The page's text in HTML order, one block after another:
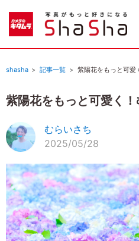
shasha 記事一覧 紫陽花をもっと可愛
紫陽花をもっと可愛く
むらいさち
2025/05/28